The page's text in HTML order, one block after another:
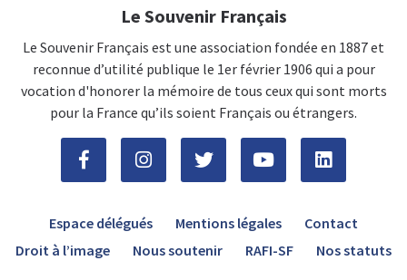
Le Souvenir Français
Le Souvenir Français est une association fondée en 1887 et
reconnue d’utilité publique le 1er février 1906 qui a pour
vocation d'honorer la mémoire de tous ceux qui sont morts
pour la France qu’ils soient Français ou étrangers.
Espace délégués Mentions légales
Contact
Droit à l’image
Nous soutenir RAFI-SF Nos statuts